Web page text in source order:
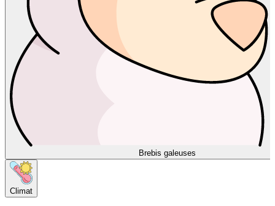
Brebis galeuses
Climat